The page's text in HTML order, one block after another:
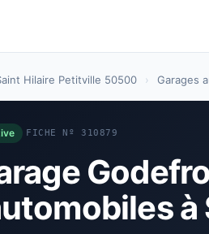
Hilaire Petitville 50500 › Garages
FICHE Nº 310879